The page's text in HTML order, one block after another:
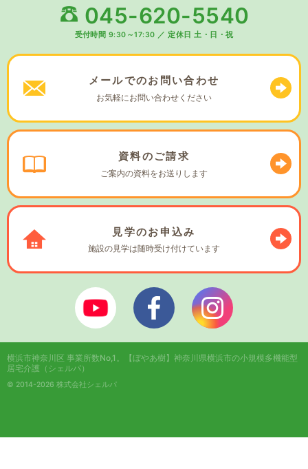
045-620-5540
受付時間 9:30～17:30 ／ 定休日 土・日・祝
メールでのお問い合わせ
お気軽にお問い合わせください
資料のご請求
ご案内の資料をお送りします
見学のお申込み
施設の見学は随時受け付けています
ぼやあ樹Youtube シェルパフェイスブック
© 2014-2026 株式会社シェルパ
横浜市神奈川区 事業所数No,1。
【ぼやあ樹】神奈川県横浜市の小規模多機能型
居宅介護（シェルパ）